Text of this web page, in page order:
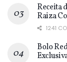
Receita
Raiza
1241
Bolo